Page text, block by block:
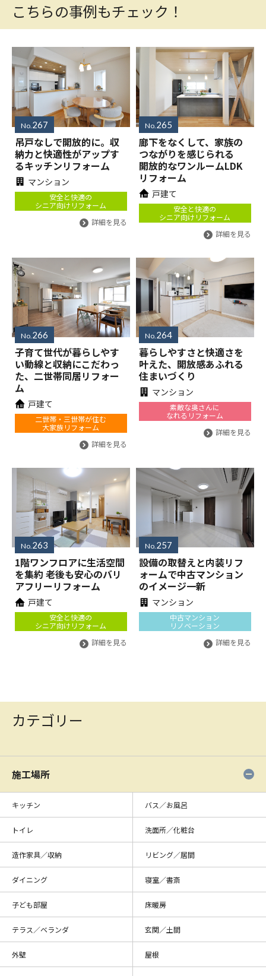
こちらの事例もチェック！
No. 267
吊戸なしで開放的に。収
納力と快適性がアップす
るキッチンリフォーム
マンション
安全と快適の
シニア向けリフォーム
詳細を見る
No. 265
廊下をなくして、家族の
つながりを感じられる
開放的なワンルームLDK
リフォーム
戸建て
安全と快適の
シニア向けリフォーム
詳細を見る
No.266
子育て世代が暮らしやす
い動線と収納にこだわっ
た、二世帯同居リフォー
ム
戸建て
二世帯・三世帯が住む
大家族リフォーム
詳細を見る
No.264
暮らしやすさと快適さを
叶えた、開放感あふれる
住まいづくり
マンション
素敵な奥さんに
なれるリフォーム
詳細を見る
No.263
1階ワンフロアに生活空間
を集約 老後も安心のバリ
アフリーリフォーム
戸建て
安全と快適の
シニア向けリフォーム
詳細を見る
No.257
設備の取替えと内装リフ
ォームで中古マンション
のイメージ一新
マンション
中古マンション
リノベーション
詳細を見る
カテゴリー
施工場所
キッチン バス／お風呂
トイレ 洗面所／化粧台
造作家具／収納 リビング／居間
ダイニング 寝室／書斎
子ども部屋 床暖房
テラス／ベランダ 玄関／土間
外壁 屋根